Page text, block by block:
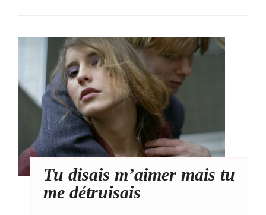
Tu disais m’aimer mais tu
me détruisais